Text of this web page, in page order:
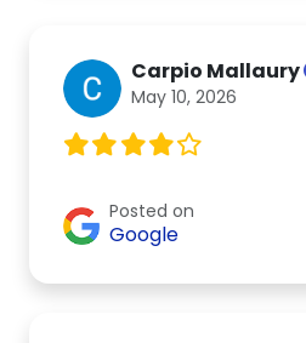
Carpio Mallaury
May 10, 2026
Posted on
Google